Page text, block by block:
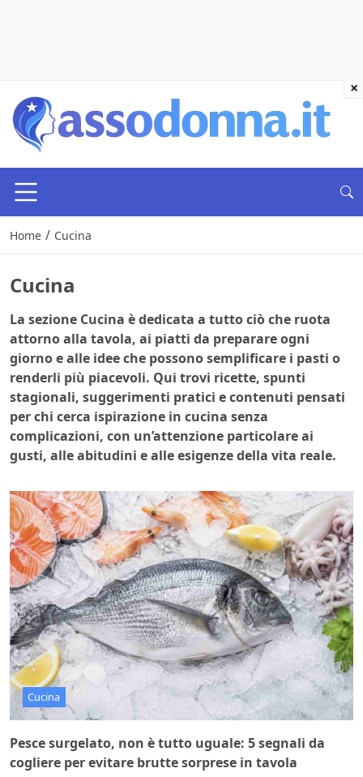
Home / Cucina
Cucina
La sezione Cucina è dedicata a tutto ciò che ruota
attorno alla tavola, ai piatti da preparare ogni
giorno e alle idee che possono semplificare i pasti o
renderli più piacevoli. Qui trovi ricette, spunti
stagionali, suggerimenti pratici e contenuti pensati
per chi cerca ispirazione in cucina senza
complicazioni, con un’attenzione particolare ai
gusti, alle abitudini e alle esigenze della vita reale.
Cucina
Pesce surgelato, non è tutto uguale: 5 segnali da
cogliere per evitare brutte sorprese in tavola
×